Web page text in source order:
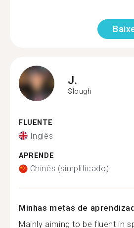
J.
Slough
FLUENTE
Inglês
APRENDE
Chinês (simplificado)
Minhas metas de
Mainly aiming to be fluent in